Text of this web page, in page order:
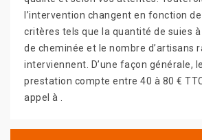
l’intervention changent en fonction
critères tels que la quantité de suies
de cheminée et le nombre d’artisans
interviennent. D’une façon générale,
prestation compte entre 40 à 80 €
appel à .